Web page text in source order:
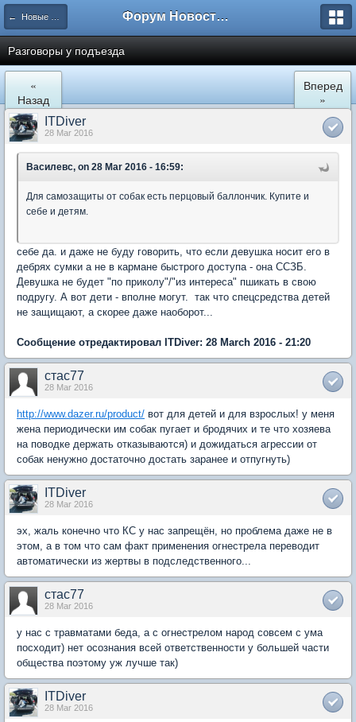
← Новые Водники Форум Новостройки
Разговоры у подъезда
«
Назад
Вперед
»
ITDiver
28 Mar 2016
Василевс, on 28 Mar 2016 - 16:59:
Для самозащиты от собак есть перцовый баллончик. Купите и
себе и детям.
себе да. и даже не буду говорить, что если девушка носит его в
дебрях сумки а не в кармане быстрого доступа - она ССЗБ.
Девушка не будет "по приколу"/"из интереса" пшикать в свою
подругу. А вот дети - вполне могут. так что спецсредства детей
не защищают, а скорее даже наоборот...
Сообщение отредактировал ITDiver: 28 March 2016 - 21:20
стас77
28 Mar 2016
http://www.dazer.ru/product/ вот для детей и для взрослых! у меня
жена периодически им собак пугает и бродячих и те что хозяева
на поводке держать отказываются) и дожидаться агрессии от
собак ненужно достаточно достать заранее и отпугнуть)
ITDiver
28 Mar 2016
эх, жаль конечно что КС у нас запрещён, но проблема даже не в
этом, а в том что сам факт применения огнестрела переводит
автоматически из жертвы в подследственного...
стас77
28 Mar 2016
у нас с травматами беда, а с огнестрелом народ совсем с ума
посходит) нет осознания всей ответственности у большей части
общества поэтому уж лучше так)
ITDiver
28 Mar 2016